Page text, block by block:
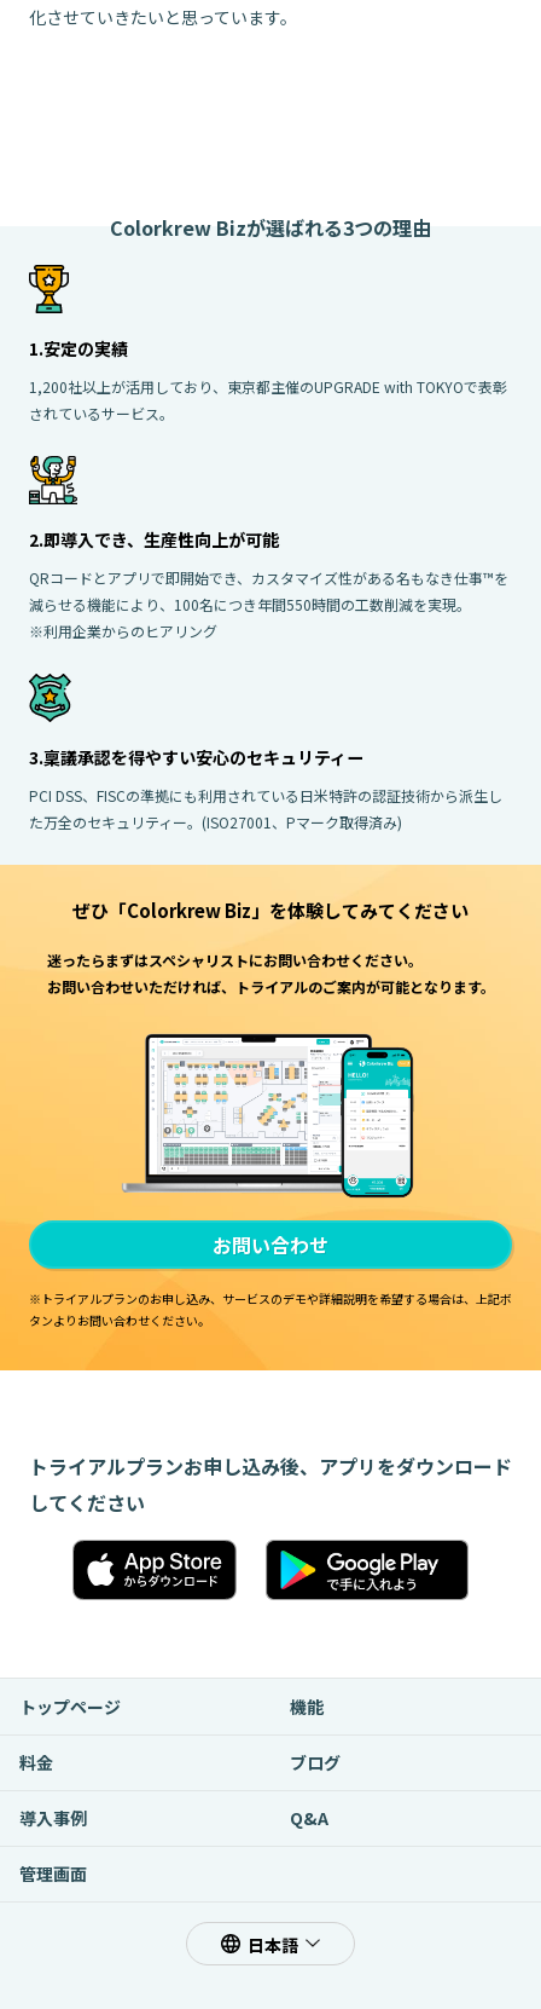
化させていきたいと思っています。
Colorkrew Bizが選ばれる3つの理由
1.安定の実績
1,200社以上が活用しており、東京都主催のUPGRADE with TOKYOで表彰
されているサービス。
2.即導入でき、生産性向上が可能
QRコードとアプリで即開始でき、カスタマイズ性がある名もなき仕事™を
減らせる機能により、100名につき年間550時間の工数削減を実現。
※利用企業からのヒアリング
3.稟議承認を得やすい安心のセキュリティー
PCI DSS、FISCの準拠にも利用されている日米特許の認証技術から派生し
た万全のセキュリティー。(ISO27001、Pマーク取得済み)
ぜひ「Colorkrew Biz」を体験してみてください
迷ったらまずはスペシャリストにお問い合わせください。
お問い合わせいただければ、トライアルのご案内が可能となります。
お問い合わせ
※トライアルプランのお申し込み、サービスのデモや詳細説明を希望する場合は、
上記ボ
タンよりお問い合わせください。
トライアルプランお申し込み後、アプリをダウンロード
してください
トップページ 機能
料金 ブログ
導入事例 Q&A
管理画面
日本語